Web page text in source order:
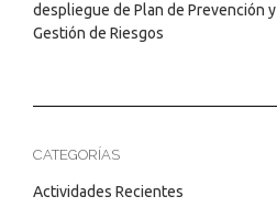
despliegue de Plan de Prevención y
Gestión de Riesgos
CATEGORÍAS
Actividades Recientes